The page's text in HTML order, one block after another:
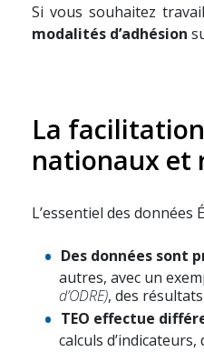
Si vous souhaitez
modalités d’adhésion
La
nationaux et
L’essentiel des
Des données sont
autres, avec un
d’ODRE), des
TEO effectue
calculs